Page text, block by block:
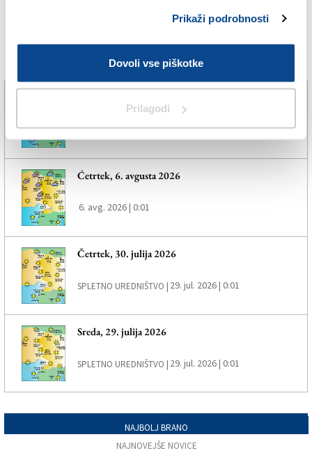
Prikaži podrobnosti
Dovoli vse piškotke
Prilagodi
6. avg. 2026 | 0:01
Ćetrtek, 6. avgusta 2026
6. avg. 2026 | 0:01
Četrtek, 30. julija 2026
SPLETNO UREDNIŠTVO | 29. jul. 2026 | 0:01
Sreda, 29. julija 2026
SPLETNO UREDNIŠTVO | 29. jul. 2026 | 0:01
NAJBOLJ BRANO
NAJNOVEJŠE NOVICE